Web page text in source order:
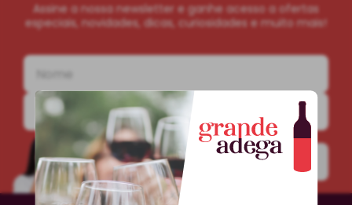
Assine a nossa newsletter e ganhe acesso a ofertas
especiais, novidades, dicas, curiosidades e muito mais!
INSCREVA-SE!